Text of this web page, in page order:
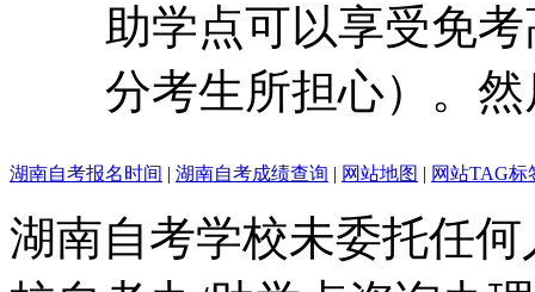
助学点可以享受免
分考生所担心）。
湖南自考报名时间 | 湖南自考成绩查询 | 网站地图 | 网站TAG标
湖南自考学校未委托任